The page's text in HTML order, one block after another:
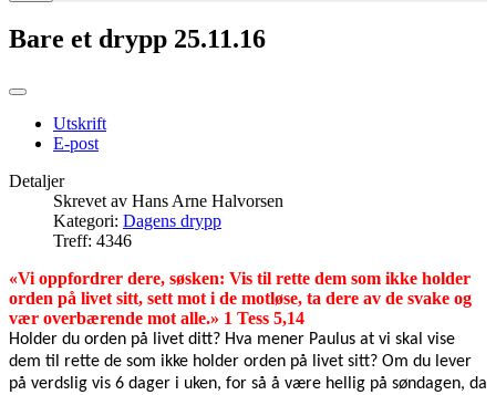
Bare et drypp 25.11.16
Utskrift
E-post
Detaljer
Skrevet av Hans Arne Halvorsen
Kategori: Dagens drypp
Treff: 4346
«Vi oppfordrer dere, søsken: Vis til rette dem som ikke holder
orden på livet sitt, sett mot i de motløse, ta dere av de svake og
vær overbærende mot alle.» 1 Tess 5,14
Holder du orden på livet ditt? Hva mener Paulus at vi skal vise
dem til rette de som ikke holder orden på livet sitt? Om du lever
på verdslig vis 6 dager i uken, for så å være hellig på søndagen, da